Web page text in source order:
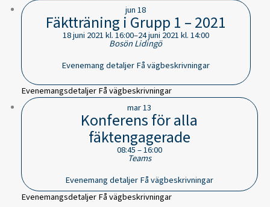
jun18
Fäktträning i Grupp 1 – 2021
18 juni 2021 kl. 16:00–24 juni 2021 kl. 14:00
BosönLidingö
Evenemang detaljerFå vägbeskrivningar
Evenemangsdetaljer Få vägbeskrivningar
mar13
Konferens för alla
fäktengagerade
08:45–16:00
Teams
Evenemang detaljerFå vägbeskrivningar
Evenemangsdetaljer Få vägbeskrivningar